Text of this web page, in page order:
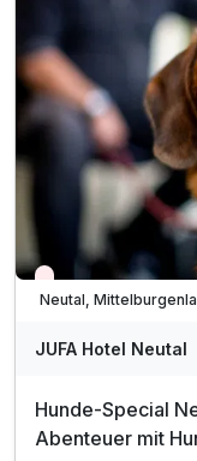
inkl. Streichelzoo
inkl. Eintritt in das
Tipp: Draisinentour
Tipp: Ritterburg
Tipp:
Nur noch Restplätze
Neutal,
JUFA Hotel Neutal
Hunde-Special
Abenteuer mit